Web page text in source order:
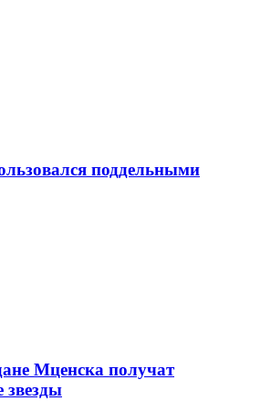
поддельными
Мценска получат
звезды